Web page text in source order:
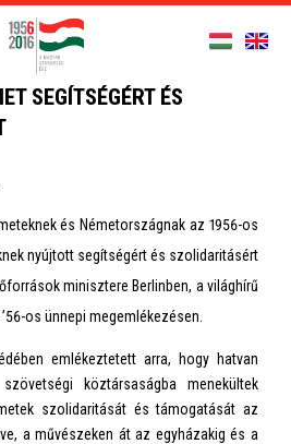
SEGÍTSÉGÉRT ÉS
és Németországnak az 1956-os
nyújtott segítségért és szolidaritásért
minisztere Berlinben, a világhírű
os ünnepi megemlékezésen.
emlékeztetett arra, hogy hatvan
köztársaságba menekültek
szolidaritását és támogatását az
a művészeken át az egyházakig és a